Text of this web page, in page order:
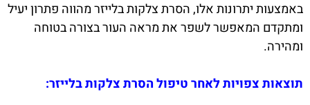
באמצעות יתרונות אלו, הסרת צלקות בלייזר מהווה פתרון יעיל
ומתקדם המאפשר לשפר את מראה העור בצורה בטוחה
ומהירה.
תוצאות צפויות לאחר טיפול הסרת צלקות בלייזר: